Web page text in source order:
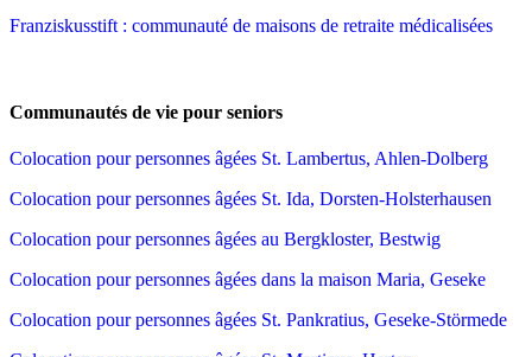
Franziskusstift : communauté de maisons de retraite médicalisées
Communautés de vie pour seniors
Colocation pour personnes âgées St. Lambertus, Ahlen-Dolberg
Colocation pour personnes âgées St. Ida, Dorsten-Holsterhausen
Colocation pour personnes âgées au Bergkloster, Bestwig
Colocation pour personnes âgées dans la maison Maria, Geseke
Colocation pour personnes âgées St. Pankratius, Geseke-Störmede